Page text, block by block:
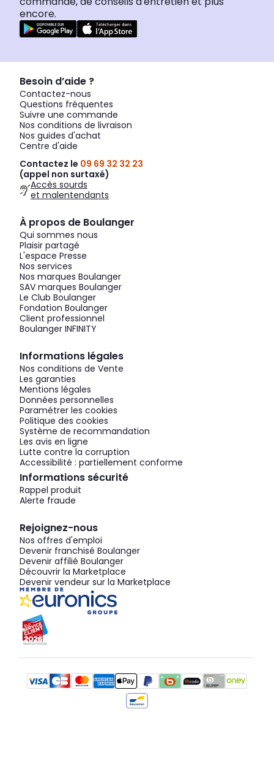
encore.
Besoin d’aide ?
Contactez-nous
Questions fréquentes
Suivre une commande
Nos conditions de livraison
Nos guides d'achat
Centre d'aide
Contactez le 09 69 32 32 23
(appel non surtaxé)
Accès sourds
et malentendants
À propos de Boulanger
Qui sommes nous
Plaisir partagé
L'espace Presse
Nos services
Nos marques Boulanger
SAV marques Boulanger
Le Club Boulanger
Fondation Boulanger
Client professionnel
Boulanger INFINITY
Informations légales
Nos conditions de Vente
Les garanties
Mentions légales
Données personnelles
Paramétrer les cookies
Politique des cookies
Système de recommandation
Les avis en ligne
Lutte contre la corruption
Accessibilité : partiellement conforme
Informations sécurité
Rappel produit
Alerte fraude
Rejoignez-nous
Nos offres d'emploi
Devenir franchisé Boulanger
Devenir affilié Boulanger
Découvrir la Marketplace
Devenir vendeur sur la Marketplace